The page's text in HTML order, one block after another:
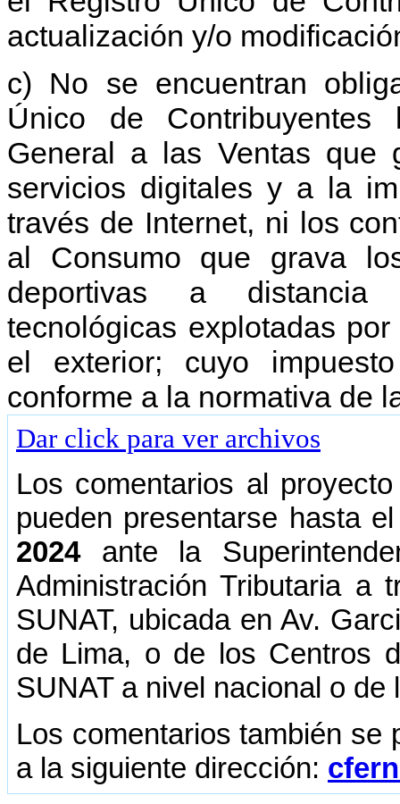
actualización y/o
c) No se encuentran
Único de Contribuyentes
General a las Ventas
servicios digitales y a la
través de Internet, ni los
al Consumo que grava
deportivas a distancia
tecnológicas explotadas
el exterior; cuyo
conforme a la normativa de
Dar click para ver archivos
Los comentarios al
pueden presentarse hasta
2024ante la
Administración Tributaria
SUNAT, ubicada en Av.
de Lima, o de los Centros
SUNAT a nivel nacional o
Los comentarios también se
a la siguiente dirección: